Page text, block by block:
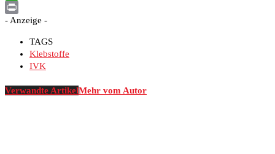
WhatsApp
Print
- Anzeige -
TAGS
Klebstoffe
IVK
Verwandte ArtikelMehr vom Autor